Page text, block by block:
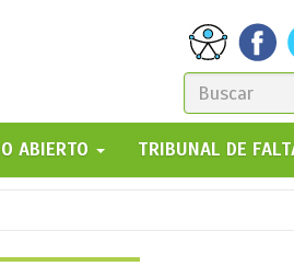
DE
GO!
ABIERTO TRIBUNAL DE